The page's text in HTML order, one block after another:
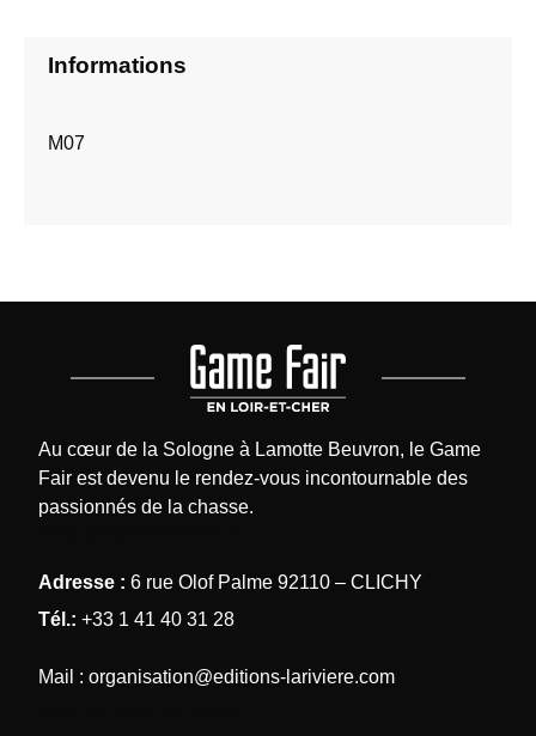
Informations
M07
Au cœur de la Sologne à Lamotte Beuvron, le Game
Fair est devenu le rendez-vous incontournable des
passionnés de la chasse.
Adresse : 6 rue Olof Palme 92110 – CLICHY
Tél.: +33 1 41 40 31 28
Mail : organisation@editions-lariviere.com